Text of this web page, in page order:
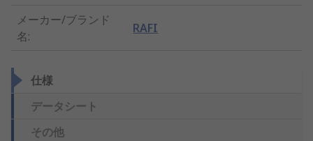
メーカー/ブランド
名:
RAFI
仕様
データシート
その他